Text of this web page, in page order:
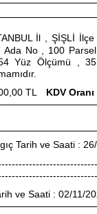
İl , ŞİŞLİ
Ada No , 100
Yüz Ölçümü ,
TL KDV Oranı
Tarih ve Saati :
ve Saati : 02/11/